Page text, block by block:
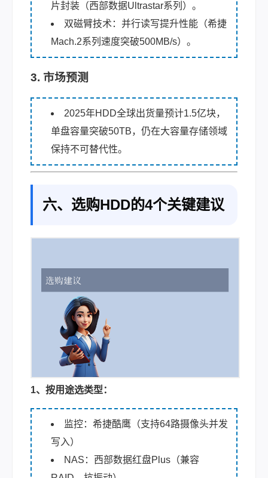
片封装（西部数据Ultrastar系列）。
双磁臂技术：并行读写提升性能（希捷
Mach.2系列速度突破500MB/s）。
3. 市场预测
2025年HDD全球出货量预计1.5亿块，
单盘容量突破50TB，仍在大容量存储领域
保持不可替代性。
六、选购HDD的4个关键建议
1、按用途选类型：
监控：希捷酷鹰（支持64路摄像头并发
写入）
NAS：西部数据红盘Plus（兼容